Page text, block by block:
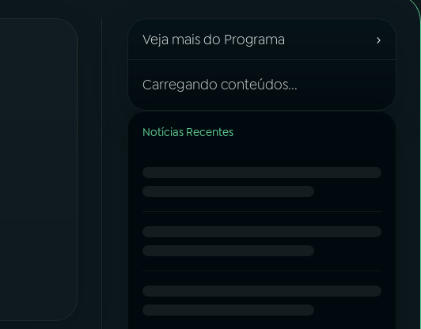
Veja mais do Programa ›
Carregando conteúdos...
Notícias Recentes